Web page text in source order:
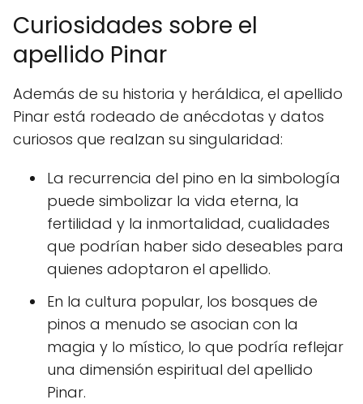
Curiosidades sobre el
apellido Pinar
Además de su historia y heráldica, el apellido
Pinar está rodeado de anécdotas y datos
curiosos que realzan su singularidad:
La recurrencia del pino en la simbología
puede simbolizar la vida eterna, la
fertilidad y la inmortalidad, cualidades
que podrían haber sido deseables para
quienes adoptaron el apellido.
En la cultura popular, los bosques de
pinos a menudo se asocian con la
magia y lo místico, lo que podría reflejar
una dimensión espiritual del apellido
Pinar.